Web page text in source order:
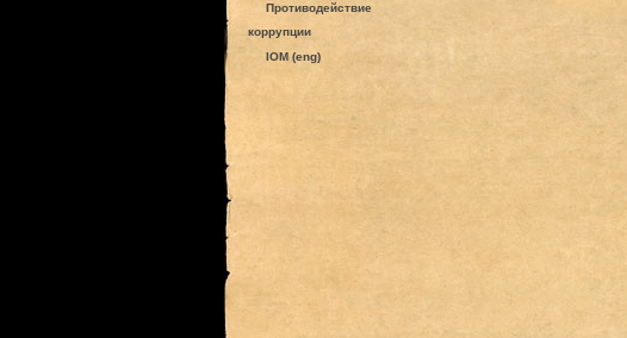
Противодействие
коррупции
IOM (eng)